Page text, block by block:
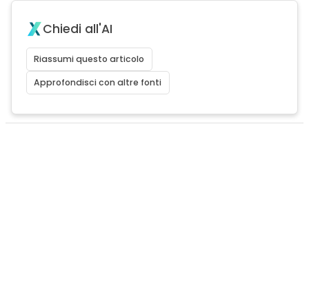
Chiedi all'AI
Riassumi questo articolo
Approfondisci con altre fonti